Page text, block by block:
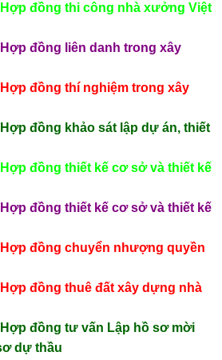
Hợp đồng thi công nhà xưởng Việt
Hợp đồng liên danh trong xây
Hợp đồng thí nghiệm trong xây
Hợp đồng khảo sát lập dự án, thiết
Hợp đồng thiết kế cơ sở và thiết kế
Hợp đồng thiết kế cơ sở và thiết kế
Hợp đồng chuyển nhượng quyền
Hợp đồng thuê đất xây dựng nhà
Hợp đồng tư vấn Lập hồ sơ mời
dự thầu